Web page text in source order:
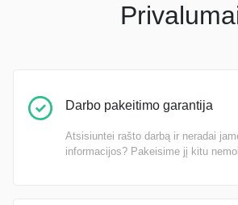
Darbo pakeitimo garantija
Atsisiuntei rašto darbą ir neradai
informacijos? Pakeisime jį kitu